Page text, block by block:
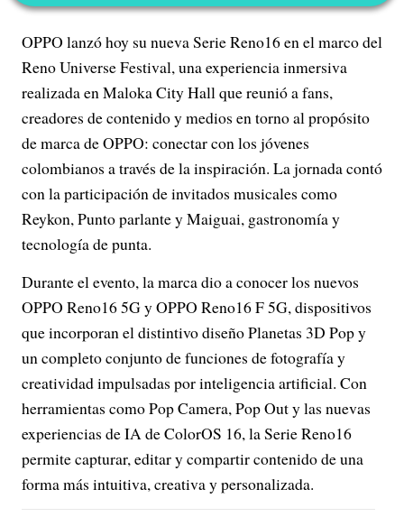
OPPO lanzó hoy su nueva Serie Reno16 en el marco del
Reno Universe Festival, una experiencia inmersiva
realizada en Maloka City Hall que reunió a fans,
creadores de contenido y medios en torno al propósito
de marca de OPPO: conectar con los jóvenes
colombianos a través de la inspiración. La jornada contó
con la participación de invitados musicales como
Reykon, Punto parlante y Maiguai, gastronomía y
tecnología de punta.
Durante el evento, la marca dio a conocer los nuevos
OPPO Reno16 5G y OPPO Reno16 F 5G, dispositivos
que incorporan el distintivo diseño Planetas 3D Pop y
un completo conjunto de funciones de fotografía y
creatividad impulsadas por inteligencia artificial. Con
herramientas como Pop Camera, Pop Out y las nuevas
experiencias de IA de ColorOS 16, la Serie Reno16
permite capturar, editar y compartir contenido de una
forma más intuitiva, creativa y personalizada.